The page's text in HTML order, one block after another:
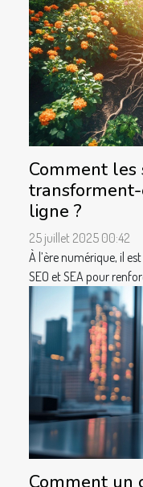
Comment les
ligne ?
25 juillet 2025 00:42
À l’ère numérique, il
SEO et SEA pour
Comment un